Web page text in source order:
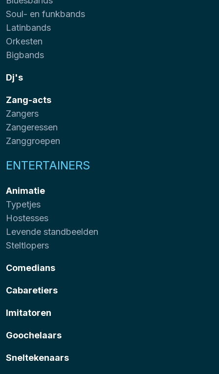
Soul- en funkbands
Latinbands
Orkesten
Bigbands
Dj's
Zang-acts
Zangers
Zangeressen
Zanggroepen
ENTERTAINERS
Animatie
Typetjes
Hostesses
Levende standbeelden
Steltlopers
Comedians
Cabaretiers
Imitatoren
Goochelaars
Sneltekenaars